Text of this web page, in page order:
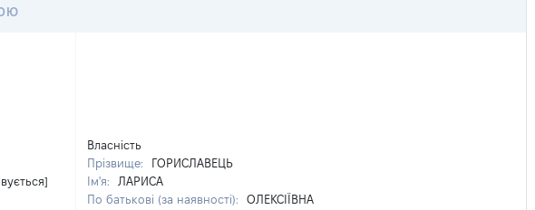
Власність
Прізвище:
ГОРИСЛАВЕЦЬ
Ім'я:
ЛАРИСА
По батькові (за наявності):
ОЛЕКСІЇВНА